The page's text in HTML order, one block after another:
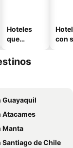
Hoteles
que
mascotas
con
Guayaquil
Atacames
Manta
Santiago de Chile